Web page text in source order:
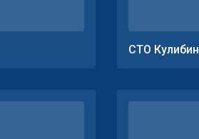
СТО Кулибин